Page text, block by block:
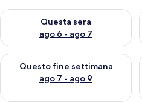
Questa sera
ago 6 - ago 7
Verifica la disponibilità per
Questo fine settimana
ago 7 - ago 9
Verifica la disponibilità per